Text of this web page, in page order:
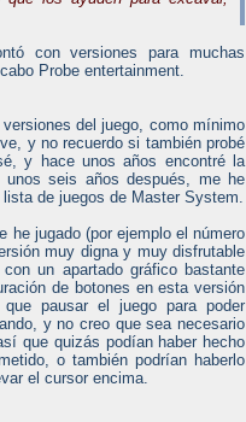
con versiones para muchas
Probe entertainment.
del juego, como mínimo
y no recuerdo si también probé
y hace unos años encontré la
seis años después, me he
de juegos de Master System.
he jugado (por ejemplo el número
muy digna y muy disfrutable
un apartado gráfico bastante
de botones en esta versión
pausar el juego para poder
y no creo que sea necesario
que quizás podían haber hecho
o también podrían haberlo
el cursor encima.